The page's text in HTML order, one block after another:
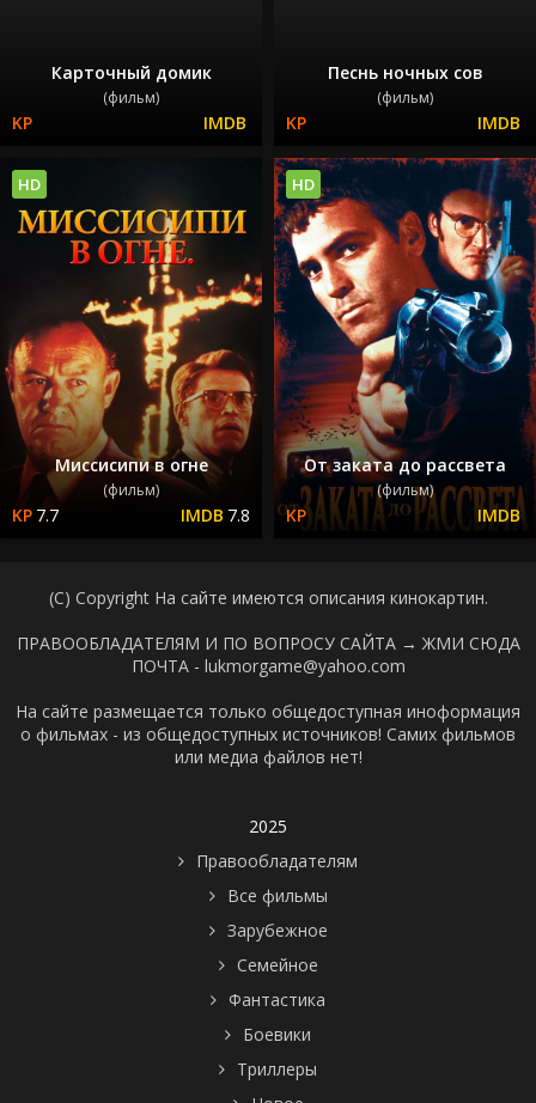
Карточный домик
(фильм)
Песнь ночных сов
(фильм)
Миссисипи в огне
(фильм)
7.7 7.8
HD
От заката до рассвета
(фильм)
HD
(C) Copyright На сайте имеются описания кинокартин.
ПРАВООБЛАДАТЕЛЯМ И ПО ВОПРОСУ САЙТА → ЖМИ СЮДА
ПОЧТА - lukmorgame@yahoo.com
На сайте размещается только общедоступная иноформация
о фильмах - из общедоступных источников! Самих фильмов
или медиа файлов нет!
2025
Правообладателям
Все фильмы
Зарубежное
Семейное
Фантастика
Боевики
Триллеры